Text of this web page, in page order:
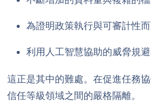
為證明政策執行與可審計性
利用人工智慧協助的威脅規
這正是其中的難處。在促進任務
信任等級領域之間的嚴格隔離。